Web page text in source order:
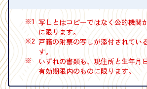
※1 写しとはコピーではなく公的機関
に限ります。
※2 戸籍の附票の写しが添付されてい
す。
※
いずれの書類も、現住所と生年月
有効期限内のものに限ります。